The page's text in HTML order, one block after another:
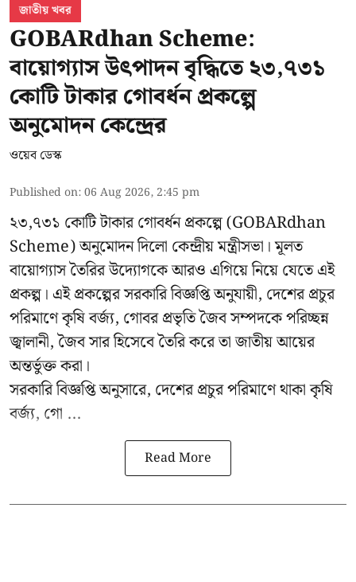
জাতীয় খবর
GOBARdhan Scheme:
বায়োগ্যাস উৎপাদন বৃদ্ধিতে ২৩,৭৩১
কোটি টাকার গোবর্ধন প্রকল্পে
অনুমোদন কেন্দ্রের
ওয়েব ডেস্ক
Published on:06 Aug 2026, 2:45 pm
২৩,৭৩১ কোটি টাকার গোবর্ধন প্রকল্পে (GOBARdhan
Scheme) অনুমোদন দিলো কেন্দ্রীয় মন্ত্রীসভা। মূলত
বায়োগ্যাস তৈরির উদ্যোগকে আরও এগিয়ে নিয়ে যেতে এই
প্রকল্প। এই প্রকল্পের সরকারি বিজ্ঞপ্তি অনুযায়ী, দেশের প্রচুর
পরিমাণে কৃষি বর্জ্য, গোবর প্রভৃতি জৈব সম্পদকে পরিচ্ছন্ন
জ্বালানী, জৈব সার হিসেবে তৈরি করে তা জাতীয় আয়ের
অন্তর্ভুক্ত করা।
সরকারি বিজ্ঞপ্তি অনুসারে, দেশের প্রচুর পরিমাণে থাকা কৃষি
বর্জ্য, গো ...
Read More